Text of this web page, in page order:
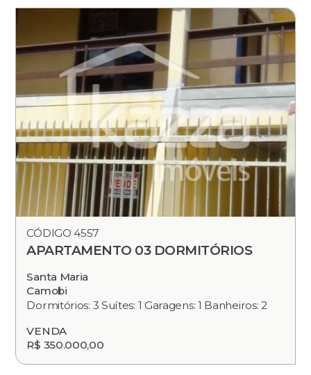
CÓDIGO 4557
APARTAMENTO 03 DORMITÓRIOS
Santa Maria
Camobi
Dormitórios: 3 Suítes: 1 Garagens: 1 Banheiros: 2
VENDA
R$ 350.000,00